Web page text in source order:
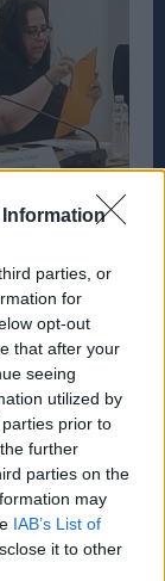
Information
parties, or
for
opt-out
that after your
seeing
utilized by
prior to
further
parties on the
may
IAB’s List of
it to other
Ραφήνας-
συνεδρίαση
την
ο